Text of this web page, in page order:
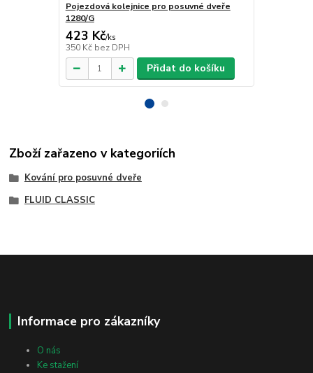
Pojezdová kolejnice pro posuvné dveře
1280/G
423 Kč/ks
350 Kč bez DPH
Přidat do košíku
Zboží zařazeno v kategoriích
Kování pro posuvné dveře
FLUID CLASSIC
Informace pro zákazníky
O nás
Ke stažení